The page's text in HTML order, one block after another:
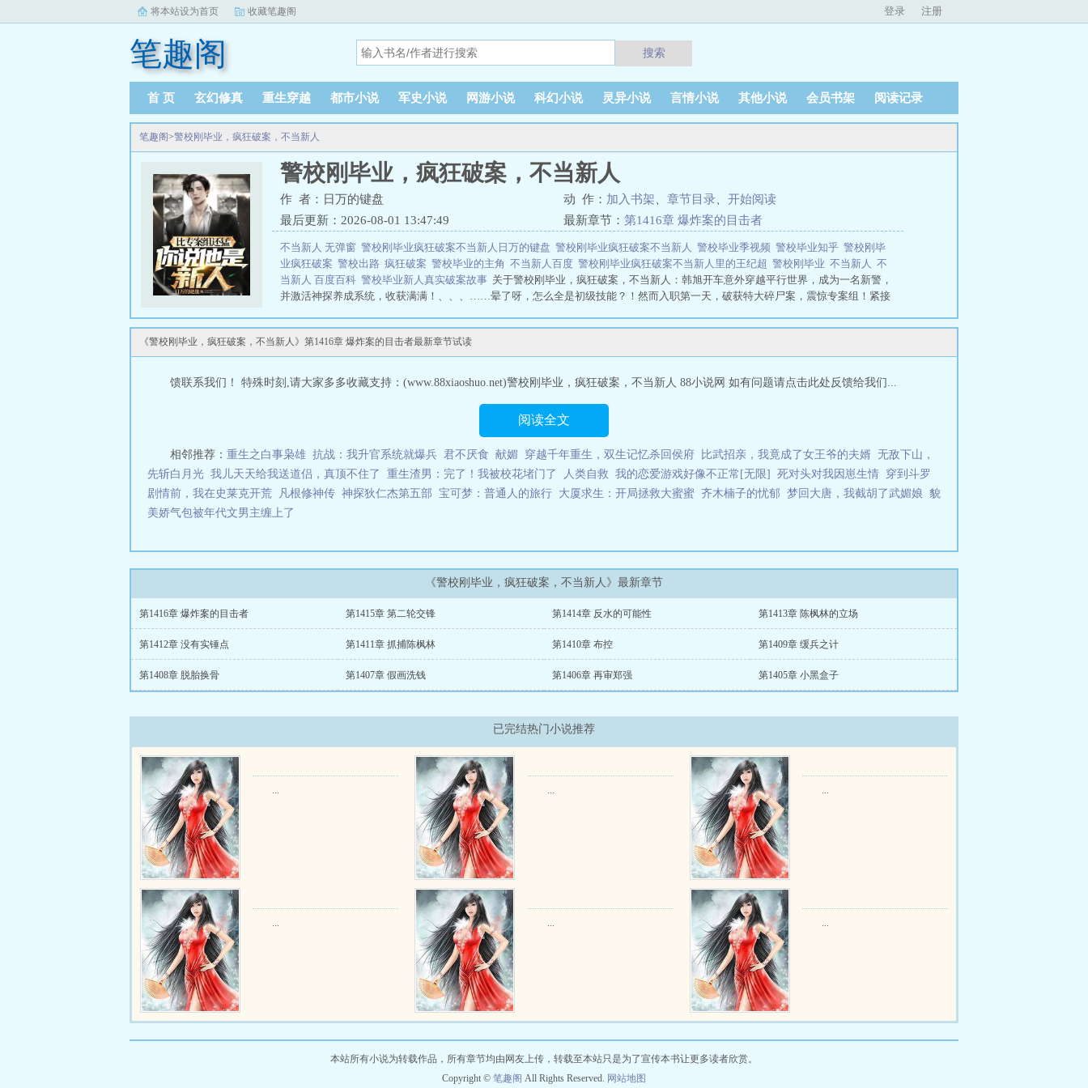
将本站设为首页 收藏笔趣阁 登录 注册
笔趣阁 搜索
首 页 玄幻修真 重生穿越 都市小说 军史小说 网游小说 科幻小说 灵异小说 言情小说 其他小说 会员书架 阅读记录
笔趣阁>警校刚毕业，疯狂破案，不当新人
警校刚毕业，疯狂破案，不当新人
作 者：日万的键盘 动 作： 加入书架 章节目录
开始阅读
最后更新：2026-08-01 13:47:49
最新章节： 第1416章 爆炸案的目击者
不当新人 无弹窗 警校刚毕业疯狂破案不当新人日万的键盘 警校刚毕业疯狂破案不当新人 警校毕业季视频 警校毕业知乎 警校刚毕
业疯狂破案 警校出路 疯狂破案 警校毕业的主角 不当新人百度 警校刚毕业疯狂破案不当新人里的王纪超 警校刚毕业 不当新人 不
当新人 百度百科 警校毕业新人真实破案故事 关于警校刚毕业，疯狂破案，不当新人：韩旭开车意外穿越平行世界，成为一名新警，
并激活神探养成系统，收获满满！、、、……晕了呀，怎么全是初级技能？！然而入职第一天，破获特大碎尸案，震惊专案组！紧接
业，疯狂破案，不当新人
《警校刚毕业，疯狂破案，不当新人》第1416章 爆炸案的目击者最新章节试读
馈联系我们！ 特殊时刻,请大家多多收藏支持：(www.88xiaoshuo.net)警校刚毕业，疯狂破案，不当新人 88小说网 如有问题请点击此处反馈给我们...
阅读全文
相邻推荐： 重生之白事枭雄 抗战：我升官系统就爆兵 君不厌食 献媚 穿越千年重生，双生记忆杀回侯府 比武招亲，我竟成了女王爷的夫婿 无敌下山，
先斩白月光 我儿天天给我送道侣，真顶不住了 重生渣男：完了！我被校花堵门了 人类自救 我的恋爱游戏好像不正常[无限] 死对头对我因崽生情 穿到斗罗
剧情前，我在史莱克开荒
凡根修神传 神探狄仁杰第五部 宝可梦：普通人的旅行 大厦求生：开局拯救大蜜蜜 齐木楠子的忧郁 梦回大唐，我截胡了武媚娘 貌
美娇气包被年代文男主缠上了
《警校刚毕业，疯狂破案，不当新人》最新章节
第1416章 爆炸案的目击者 第1415章 第二轮交锋 第1414章 反水的可能性 第1413章 陈枫林的立场
第1412章 没有实锤点 第1411章 抓捕陈枫林 第1410章 布控 第1409章 缓兵之计
第1408章 脱胎换骨 第1407章 假画洗钱 第1406章 再审郑强 第1405章 小黑盒子
已完结热门小说推荐
... ... ...
... ... ...
本站所有小说为转载作品，所有章节均由网友上传，转载至本站只是为了宣传本书让更多读者欣赏。
Copyright © 笔趣阁 All Rights Reserved. 网站地图